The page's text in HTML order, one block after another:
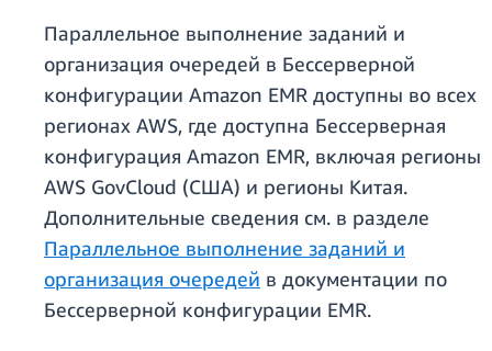
Параллельное выполнение заданий и
организация очередей в Бессерверной
конфигурации Amazon EMR доступны во всех
регионах AWS, где доступна Бессерверная
конфигурация Amazon EMR, включая регионы
AWS GovCloud (США) и регионы Китая.
Дополнительные сведения см. в разделе
Параллельное выполнение заданий и
организация очередей в документации по
Бессерверной конфигурации EMR.